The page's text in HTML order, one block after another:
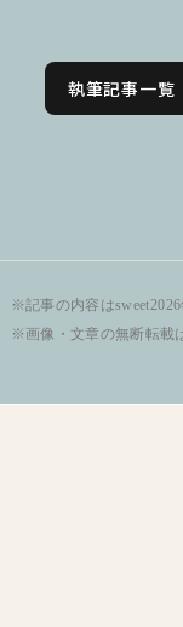
執筆記事一覧
※記事の内容は
※画像・文章の無断転載